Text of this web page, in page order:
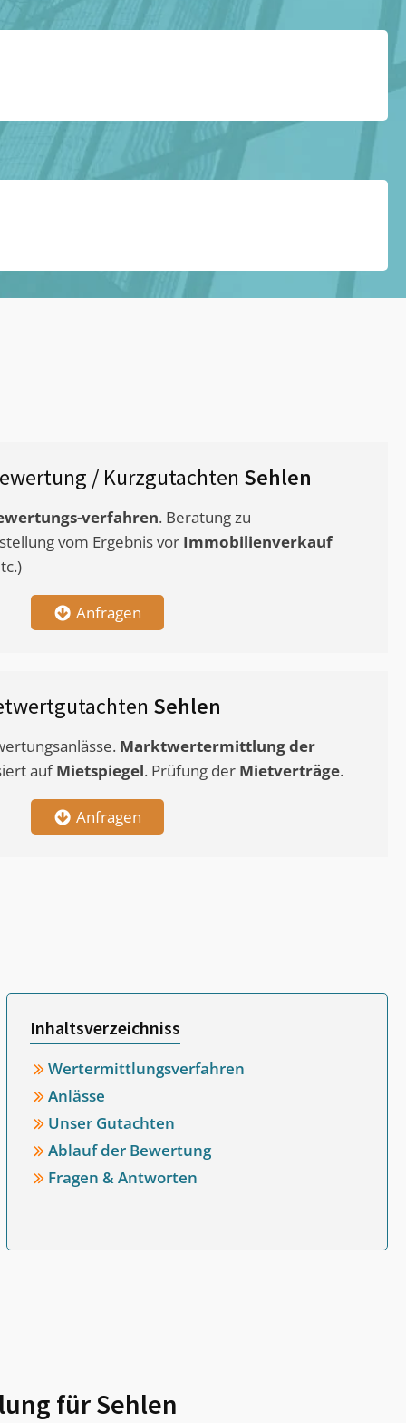
/ Kurzgutachten Sehlen
verfahren. Beratung zu
vom Ergebnis vor Immobilienverkauf
Anfragen
Sehlen
Marktwertermittlungder
aufMietspiegel. Prüfung der Mietverträge.
Anfragen
Inhaltsverzeichniss
Wertermittlungsverfahren
Anlässe
Unser Gutachten
Ablauf der Bewertung
Fragen & Antworten
fürSehlen